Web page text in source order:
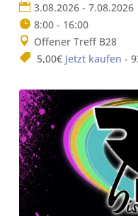
3.08.2026 - 7.08.2026
8:00 - 16:00
Offener Treff B28
5,00€ Jetzt kaufen -